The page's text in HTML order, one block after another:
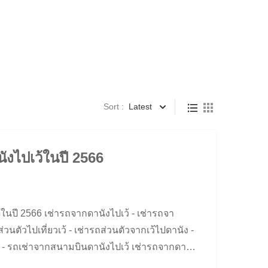
Sort : Latest
ไปเว้ในปี 2566
นปี 2566 เช่ารถจากดานังไปเว้ - เช่ารถจา
วนตัวไปเที่ยวเว้ - เช่ารถส่วนตัวจากเว้ไปดานัง -
รถเช่าจากสนามบินดานังไปเว้ เช่ารถจากดานัง